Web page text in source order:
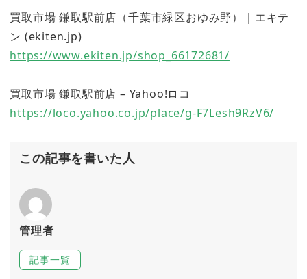
買取市場 鎌取駅前店（千葉市緑区おゆみ野）｜エキテ
ン (ekiten.jp)
https://www.ekiten.jp/shop_66172681/
買取市場 鎌取駅前店 – Yahoo!ロコ
https://loco.yahoo.co.jp/place/g-F7Lesh9RzV6/
この記事を書いた人
管理者
記事一覧